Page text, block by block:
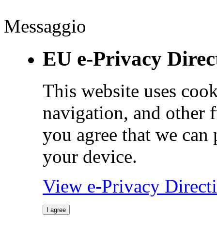
Messaggio
EU e-Privacy
This website uses
navigation, and other
you agree that we can
your device.
View e-Privacy
I agree